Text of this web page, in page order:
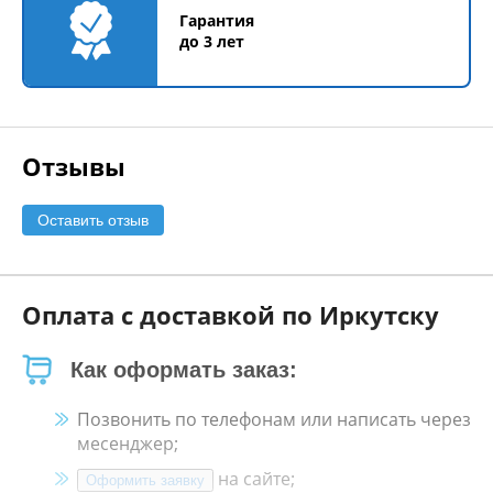
Гарантия
до 3 лет
Отзывы
Оставить отзыв
Оплата с доставкой по Иркутску
Как оформать заказ:
Позвонить по телефонам или написать через
месенджер;
Оформить заявку
на сайте;